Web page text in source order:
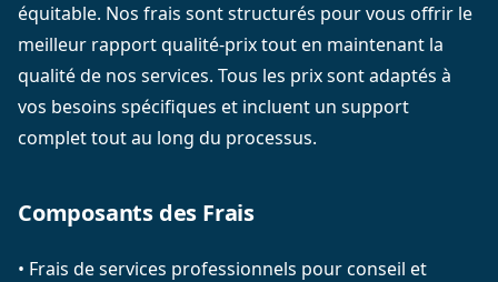
équitable. Nos frais sont structurés pour vous offrir le
meilleur rapport qualité-prix tout en maintenant la
qualité de nos services. Tous les prix sont adaptés à
vos besoins spécifiques et incluent un support
complet tout au long du processus.
Composants des Frais
• Frais de services professionnels pour conseil et